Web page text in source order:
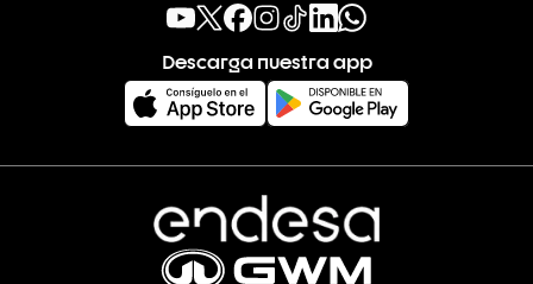
Descarga nuestra app